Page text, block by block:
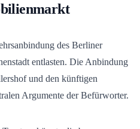
des Berliner
entlasten. Die Anbindung
und den künftigen
Argumente der Befürworter.